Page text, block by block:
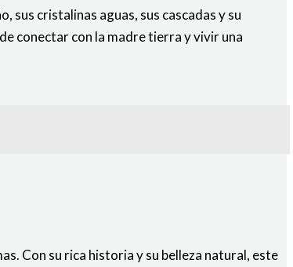
sus cristalinas aguas, sus cascadas y su
conectar con la madre tierra y vivir una
Con su rica historia y su belleza natural, este